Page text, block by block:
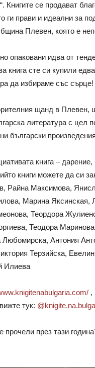
Книгите се продават
ги прави и идеални за
Плевен, която е
опаковани идва от
книга сте си купили
да избираме със сърце!
щанд в Плевен,
литература с цел
български
книга –
книги можете да си
Райна Максимова,
Марина Яксинская,
Теордора
Теодора
Антония
Терзийска,
Илиева
,
тук:
прочели през тази